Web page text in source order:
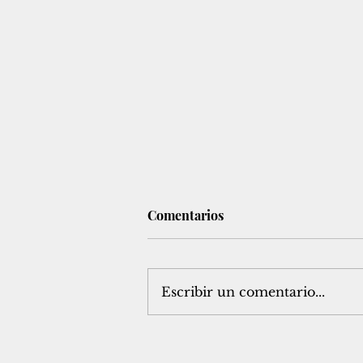
Editorial
Comentarios
Escribir un comentario...